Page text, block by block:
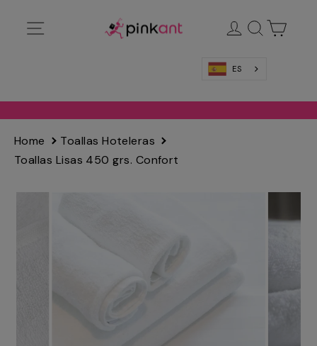
directamente
Ingresar
Buscar
ES
Home
Toallas Hoteleras
Toallas Lisas 450 grs. Confort